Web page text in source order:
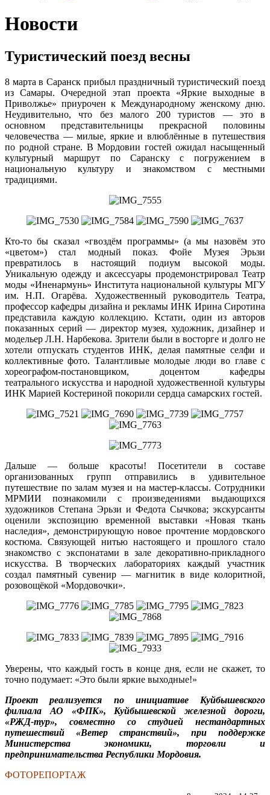
Новости
Туристический поезд весны
8 марта в Саранск прибыл праздничный туристический поезд
из Самары. Очередной этап проекта «Яркие выходные в
Приволжье» приурочен к Международному женскому дню.
Неудивительно, что без малого 200 туристов — это в
основном представительницы прекрасной половины
человечества — милые, яркие и влюблённые в путешествия
по родной стране. В Мордовии гостей ожидал насыщенный
культурный маршрут по Саранску с погружением в
национальную культуру и знакомством с местными
традициями.
Кто-то бы сказал «гвоздём программы» (а мы назовём это
«цветом») стал модный показ. Фойе Музея Эрьзи
превратилось в настоящий подиум высокой моды.
Уникальную одежду и аксессуары продемонстрировал Театр
моды «Иненармунь» Института национальной культуры МГУ
им. Н.П. Огарёва. Художественный руководитель Театра,
профессор кафедры дизайна и рекламы ИНК Ирина Сиротина
представила каждую коллекцию. Кстати, один из авторов
показанных серий — директор музея, художник, дизайнер и
модельер Л.Н. Нарбекова. Зрители были в восторге и долго не
хотели отпускать студентов ИНК, делая памятные селфи и
коллективные фото. Талантливые молодые люди во главе с
хореографом-постановщиком, доцентом кафедры
театрального искусства и народной художественной культуры
ИНК Марией Костериной покорили сердца самарских гостей.
Дальше — больше красоты! Посетители в составе
организованных групп отправились в удивительное
путешествие по залам музея и на мастер-классы. Сотрудники
МРМИИ познакомили с произведениями выдающихся
художников Степана Эрьзи и Федота Сычкова; экскурсанты
оценили экспозицию временной выставки «Новая ткань
наследия», демонстрирующую новое прочтение мордовского
костюма. Связующей нитью настоящего и прошлого стало
знакомство с экспонатами в зале декоративно-прикладного
искусства. В творческих лабораториях каждый участник
создал памятный сувенир — магнитик в виде колоритной,
розовощёкой «Мордовочки».
Уверены, что каждый гость в конце дня, если не скажет, то
точно подумает: «Это были яркие выходные!»
Проект реализуется по инициативе Куйбышевского
филиала АО «ФПК», Куйбышевской железной дороги,
«РЖД-тур», совместно со студией нестандартных
путешествий «Ветер странствий», при поддержке
Министерства экономики, торговли и
предпринимательства Республики Мордовия.
ФОТОРЕПОРТАЖ